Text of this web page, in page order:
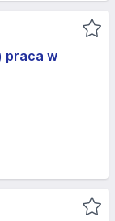
praca w